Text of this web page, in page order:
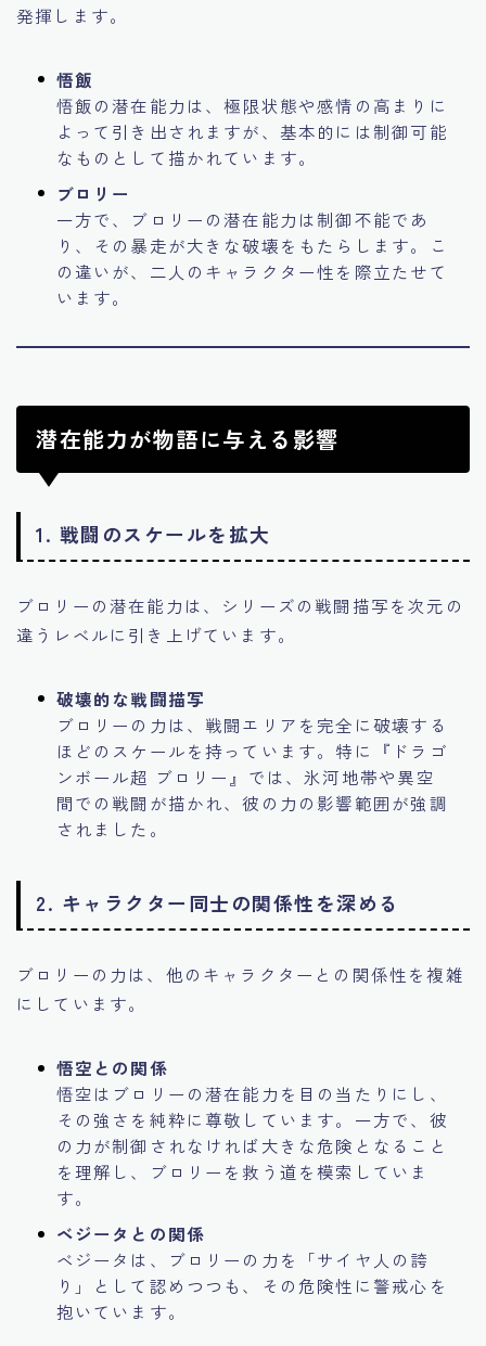
発揮します。
悟飯
悟飯の潜在能力は、極限状態や感情の高まりに
よって引き出されますが、基本的には制御可能
なものとして描かれています。
ブロリー
一方で、ブロリーの潜在能力は制御不能であ
り、その暴走が大きな破壊をもたらします。こ
の違いが、二人のキャラクター性を際立たせて
います。
潜在能力が物語に与える影響
1. 戦闘のスケールを拡大
ブロリーの潜在能力は、シリーズの戦闘描写を次元の
違うレベルに引き上げています。
破壊的な戦闘描写
ブロリーの力は、戦闘エリアを完全に破壊する
ほどのスケールを持っています。特に『ドラゴ
ンボール超 ブロリー』では、氷河地帯や異空
間での戦闘が描かれ、彼の力の影響範囲が強調
されました。
2. キャラクター同士の関係性を深める
ブロリーの力は、他のキャラクターとの関係性を複雑
にしています。
悟空との関係
悟空はブロリーの潜在能力を目の当たりにし、
その強さを純粋に尊敬しています。一方で、彼
の力が制御されなければ大きな危険となること
を理解し、ブロリーを救う道を模索していま
す。
ベジータとの関係
ベジータは、ブロリーの力を「サイヤ人の誇
り」として認めつつも、その危険性に警戒心を
抱いています。